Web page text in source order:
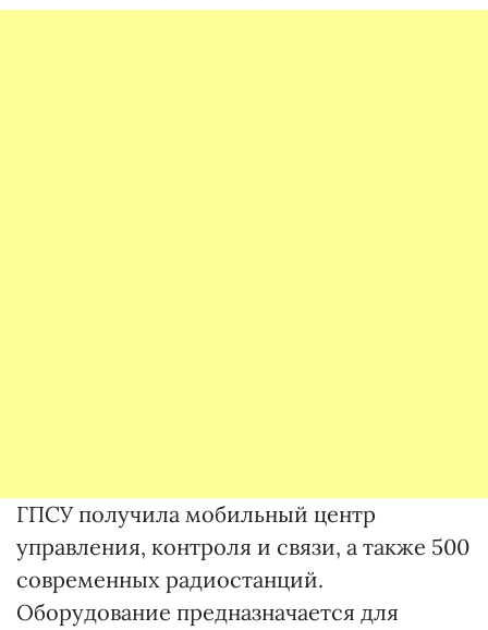
ГПСУ получила мобильный центр
управления, контроля и связи, а также 500
современных радиостанций.
Оборудование предназначается для